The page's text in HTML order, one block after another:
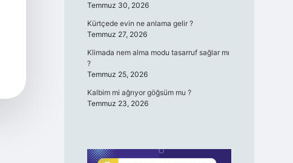
Temmuz 30, 2026
Kürtçede evin ne anlama gelir ?
Temmuz 27, 2026
Klimada nem alma modu tasarruf sağlar mı
?
Temmuz 25, 2026
Kalbim mi ağrıyor göğsüm mu ?
Temmuz 23, 2026